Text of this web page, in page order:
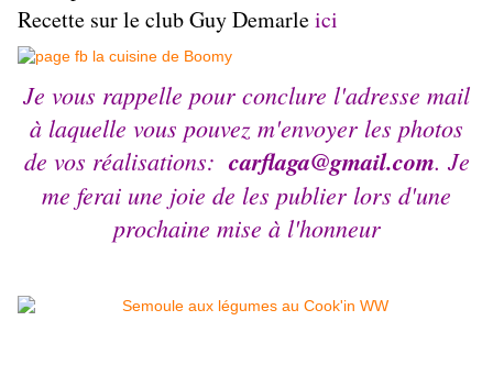
Recette sur le club Guy Demarleici
Je vous rappelle pour conclure l'adresse mail
à laquelle vous pouvez m'envoyer les photos
de vos réalisations: carflaga@gmail.com. Je
me ferai une joie de les publier lors d'une
prochaine mise à l'honneur